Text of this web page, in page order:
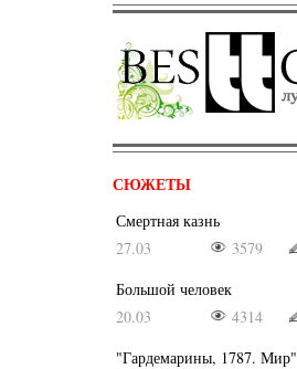
СЮЖЕТЫ
Смертная казнь
27.03
3579
Большой человек
20.03
4314
"Гардемарины, 1787. Мир"